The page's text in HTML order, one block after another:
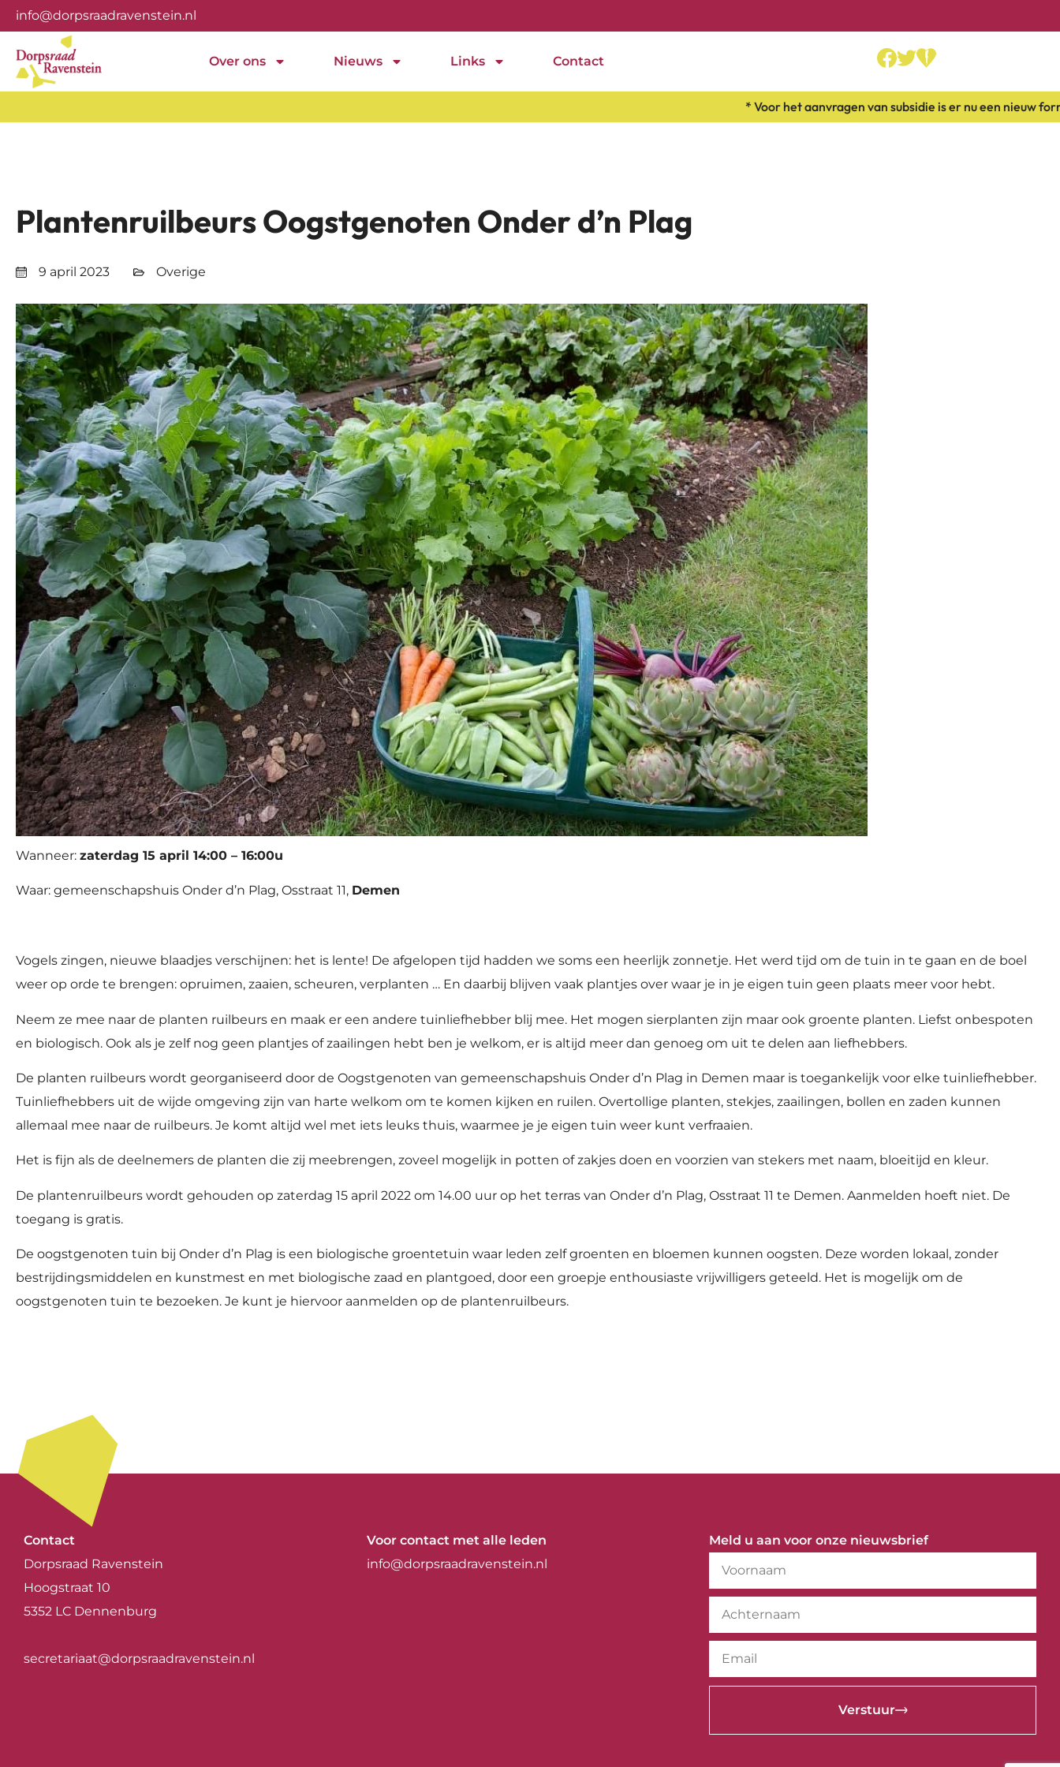
info@dorpsraadravenstein.nl
Over ons Nieuws Links Contact
* Voor het aanvragen van subsidie is er nu een nieuw formulier
Plantenruilbeurs Oogstgenoten Onder d’n Plag
9 april 2023 Overige
Wanneer: zaterdag 15 april 14:00 – 16:00u
Waar: gemeenschapshuis Onder d’n Plag, Osstraat 11, Demen
Vogels zingen, nieuwe blaadjes verschijnen: het is lente! De afgelopen tijd hadden we soms een heerlijk zonnetje. Het werd tijd om de tuin in te gaan en de boel
weer op orde te brengen: opruimen, zaaien, scheuren, verplanten … En daarbij blijven vaak plantjes over waar je in je eigen tuin geen plaats meer voor hebt.
Neem ze mee naar de planten ruilbeurs en maak er een andere tuinliefhebber blij mee. Het mogen sierplanten zijn maar ook groente planten. Liefst onbespoten
en biologisch. Ook als je zelf nog geen plantjes of zaailingen hebt ben je welkom, er is altijd meer dan genoeg om uit te delen aan liefhebbers.
De planten ruilbeurs wordt georganiseerd door de Oogstgenoten van gemeenschapshuis Onder d’n Plag in Demen maar is toegankelijk voor elke tuinliefhebber.
Tuinliefhebbers uit de wijde omgeving zijn van harte welkom om te komen kijken en ruilen. Overtollige planten, stekjes, zaailingen, bollen en zaden kunnen
allemaal mee naar de ruilbeurs. Je komt altijd wel met iets leuks thuis, waarmee je je eigen tuin weer kunt verfraaien.
Het is fijn als de deelnemers de planten die zij meebrengen, zoveel mogelijk in potten of zakjes doen en voorzien van stekers met naam, bloeitijd en kleur.
De plantenruilbeurs wordt gehouden op zaterdag 15 april 2022 om 14.00 uur op het terras van Onder d’n Plag, Osstraat 11 te Demen. Aanmelden hoeft niet. De
toegang is gratis.
De oogstgenoten tuin bij Onder d’n Plag is een biologische groentetuin waar leden zelf groenten en bloemen kunnen oogsten. Deze worden lokaal, zonder
bestrijdingsmiddelen en kunstmest en met biologische zaad en plantgoed, door een groepje enthousiaste vrijwilligers geteeld. Het is mogelijk om de
oogstgenoten tuin te bezoeken. Je kunt je hiervoor aanmelden op de plantenruilbeurs.
Contact
Dorpsraad Ravenstein
Hoogstraat 10
5352 LC Dennenburg
secretariaat@dorpsraadravenstein.nl
Voor contact met alle leden
info@dorpsraadravenstein.nl
Meld u aan voor onze nieuwsbrief
Verstuur